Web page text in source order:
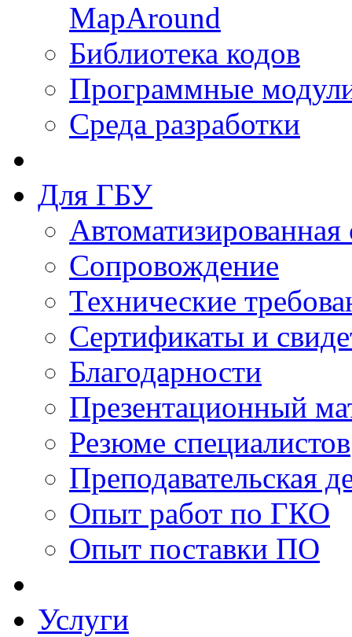
MapAround
Библиотека кодов
Программные
Среда разработки
Для ГБУ
Сопровождение
Технические
Сертификаты и
Благодарности
Презентационный
Резюме специалистов
Преподавательская
Опыт работ по ГКО
Опыт поставки ПО
Услуги